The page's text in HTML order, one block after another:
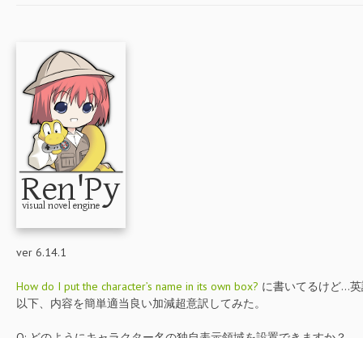
ver 6.14.1
How do I put the character’s name in its own box? に書いてるけど…
以下、内容を簡単適当良い加減超意訳してみた。